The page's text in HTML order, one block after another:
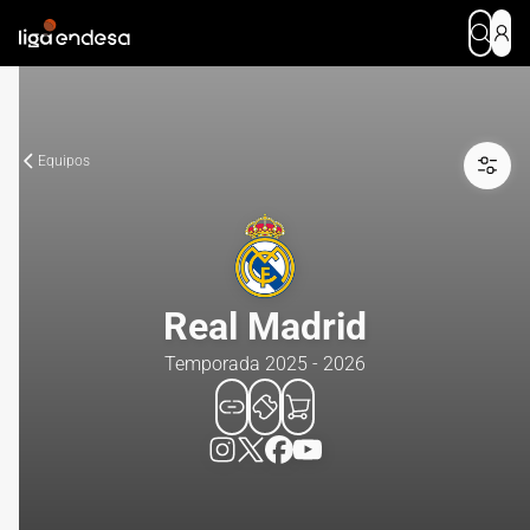
Equipos
Real Madrid
Temporada 2025 - 2026